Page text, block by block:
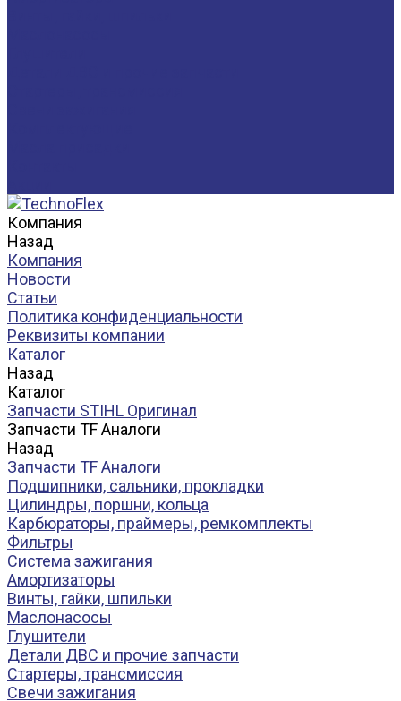
Компания
Назад
Компания
Новости
Статьи
Политика конфиденциальности
Реквизиты компании
Каталог
Назад
Каталог
Запчасти STIHL Оригинал
Запчасти TF Аналоги
Назад
Запчасти TF Аналоги
Подшипники, сальники, прокладки
Цилиндры, поршни, кольца
Карбюраторы, праймеры, ремкомплекты
Фильтры
Система зажигания
Амортизаторы
Винты, гайки, шпильки
Маслонасосы
Глушители
Детали ДВС и прочие запчасти
Стартеры, трансмиссия
Свечи зажигания